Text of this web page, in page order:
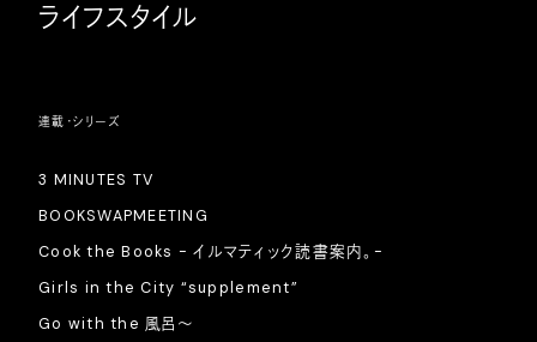
ライフスタイル
連載・シリーズ
3 MINUTES TV
BOOKSWAPMEETING
Cook the Books - イルマティック読書案内。-
Girls in the City “supplement”
Go with the 風呂〜